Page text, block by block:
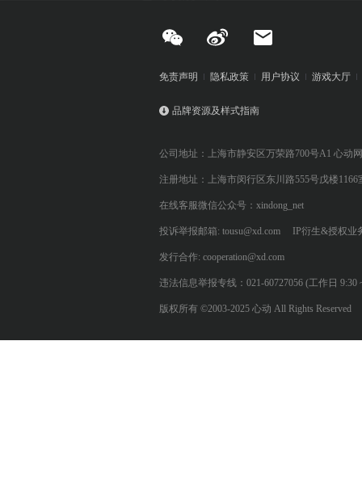
免责声明 隐私政策 用户协议 游戏大厅
品牌资源及样式指南
公司地址：上海市静安区万荣路700号A1 心动
注册地址：上海市闵行区东川路555号戊楼1166
在线客服微信公众号：xindong_net
投诉举报邮箱: tousu@xd.com IP衍生&授权业
发行合作: cooperation@xd.com
违法信息举报专线：021-60727056 (工作日 9:30
版权所有 ©2003-2025 心动 All Rights Reserved